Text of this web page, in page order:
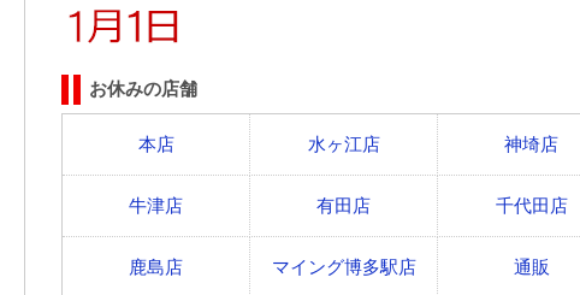
お休みの店舗
本店 水ヶ江店 神埼店
牛津店 有田店 千代田店
鹿島店 マイング博多駅店 通販